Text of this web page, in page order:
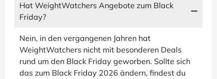
Hat WeightWatchers Angebote zum Black
Friday?
Nein, in den vergangenen Jahren hat
WeightWatchers nicht mit besonderen Deals
rund um den Black Friday geworben. Sollte sich
das zum Black Friday 2026 ändern, findest du